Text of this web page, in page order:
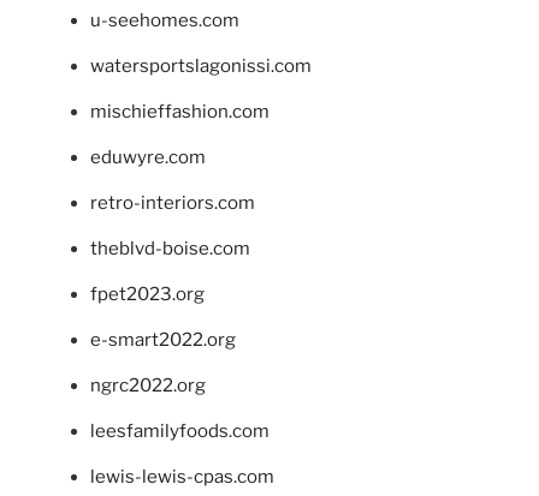
u-seehomes.com
watersportslagonissi.com
mischieffashion.com
eduwyre.com
retro-interiors.com
theblvd-boise.com
fpet2023.org
e-smart2022.org
ngrc2022.org
leesfamilyfoods.com
lewis-lewis-cpas.com